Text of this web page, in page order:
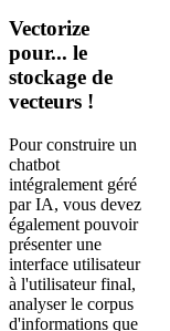
Vectorize
pour... le
stockage de
vecteurs !
Pour construire un
chatbot
intégralement géré
par IA, vous devez
également pouvoir
présenter une
interface utilisateur
à l'utilisateur final,
analyser le corpus
d'informations que